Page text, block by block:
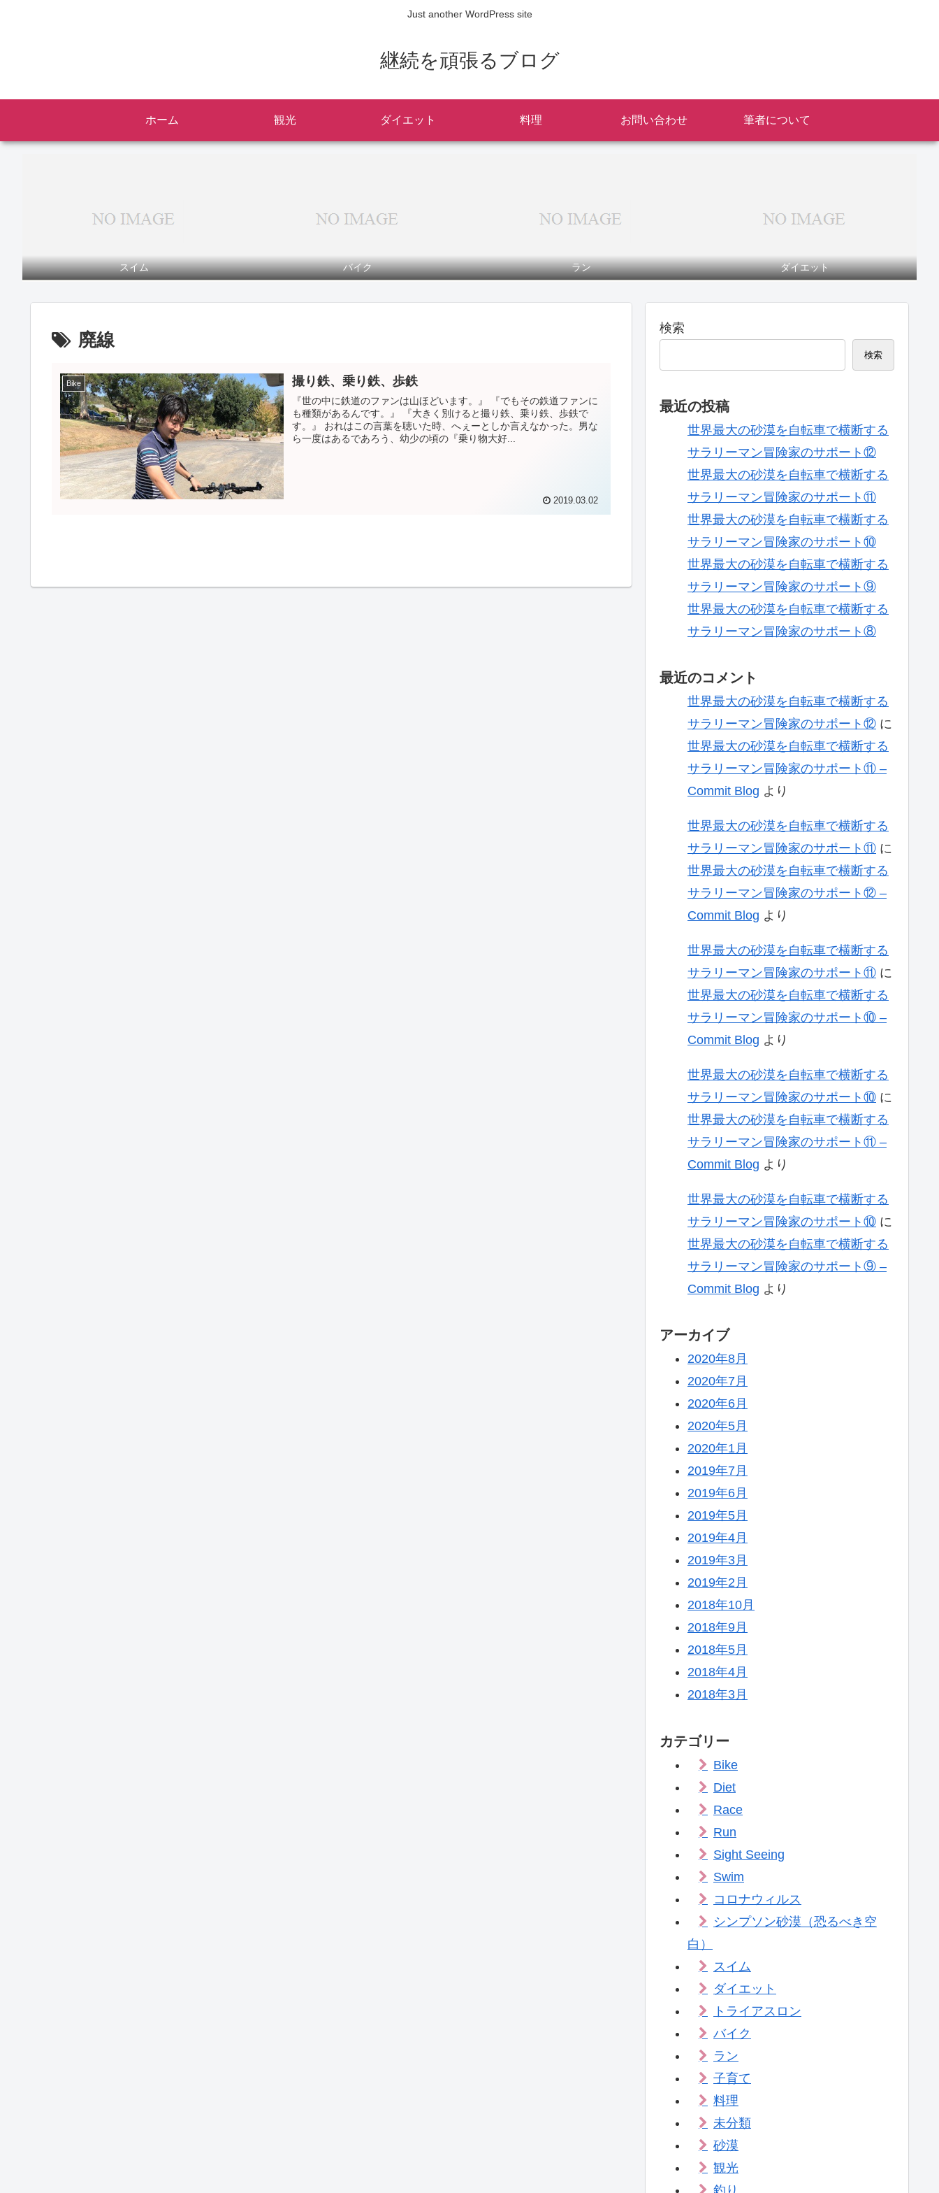
Just another WordPress site
継続を頑張るブログ
ホーム 観光 ダイエット 料理 お問い合わせ 筆者について
スイム バイク ラン ダイエット
廃線
Bike 撮り鉄、乗り鉄、歩鉄
『世の中に鉄道のファンは山ほどいます。』 『でもその鉄道ファンに
も種類があるんです。』 『大きく別けると撮り鉄、乗り鉄、歩鉄で
す。』 おれはこの言葉を聴いた時、へぇーとしか言えなかった。男な
ら一度はあるであろう、幼少の頃の『乗り物大好...
2019.03.02
検索
検索
最近の投稿
世界最大の砂漠を自転車で横断する
サラリーマン冒険家のサポート⑫
世界最大の砂漠を自転車で横断する
サラリーマン冒険家のサポート⑪
世界最大の砂漠を自転車で横断する
サラリーマン冒険家のサポート⑩
世界最大の砂漠を自転車で横断する
サラリーマン冒険家のサポート⑨
世界最大の砂漠を自転車で横断する
サラリーマン冒険家のサポート⑧
最近のコメント
世界最大の砂漠を自転車で横断する
サラリーマン冒険家のサポート⑫ に
世界最大の砂漠を自転車で横断する
サラリーマン冒険家のサポート⑪ –
Commit Blog より
世界最大の砂漠を自転車で横断する
サラリーマン冒険家のサポート⑪ に
世界最大の砂漠を自転車で横断する
サラリーマン冒険家のサポート⑫ –
Commit Blog より
世界最大の砂漠を自転車で横断する
サラリーマン冒険家のサポート⑪ に
世界最大の砂漠を自転車で横断する
サラリーマン冒険家のサポート⑩ –
Commit Blog より
世界最大の砂漠を自転車で横断する
サラリーマン冒険家のサポート⑩ に
世界最大の砂漠を自転車で横断する
サラリーマン冒険家のサポート⑪ –
Commit Blog より
世界最大の砂漠を自転車で横断する
サラリーマン冒険家のサポート⑩ に
世界最大の砂漠を自転車で横断する
サラリーマン冒険家のサポート⑨ –
Commit Blog より
アーカイブ
2020年8月
2020年7月
2020年6月
2020年5月
2020年1月
2019年7月
2019年6月
2019年5月
2019年4月
2019年3月
2019年2月
2018年10月
2018年9月
2018年5月
2018年4月
2018年3月
カテゴリー
Bike
Diet
Race
Run
Sight Seeing
Swim
コロナウィルス
シンプソン砂漠（恐るべき空
白）
スイム
ダイエット
トライアスロン
バイク
ラン
子育て
料理
未分類
砂漠
観光
釣り